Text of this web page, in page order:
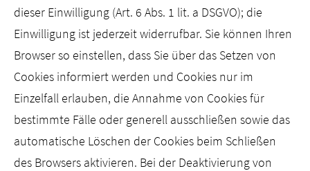
dieser Einwilligung (Art. 6 Abs. 1 lit. a DSGVO); die
Einwilligung ist jederzeit widerrufbar. Sie können Ihren
Browser so einstellen, dass Sie über das Setzen von
Cookies informiert werden und Cookies nur im
Einzelfall erlauben, die Annahme von Cookies für
bestimmte Fälle oder generell ausschließen sowie das
automatische Löschen der Cookies beim Schließen
des Browsers aktivieren. Bei der Deaktivierung von